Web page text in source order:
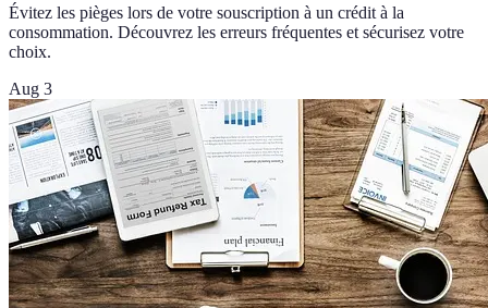
Évitez les pièges lors de votre souscription à un crédit à la
consommation. Découvrez les erreurs fréquentes et sécurisez votre
choix.
Aug 3